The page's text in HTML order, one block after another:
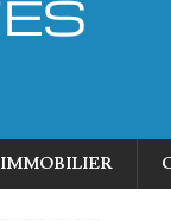
IMMOBILIER